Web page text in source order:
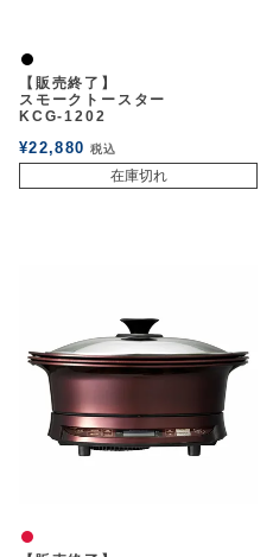
黒
【販売終了】
スモークトースター
KCG-1202
¥22,880 税込
在庫切れ
赤